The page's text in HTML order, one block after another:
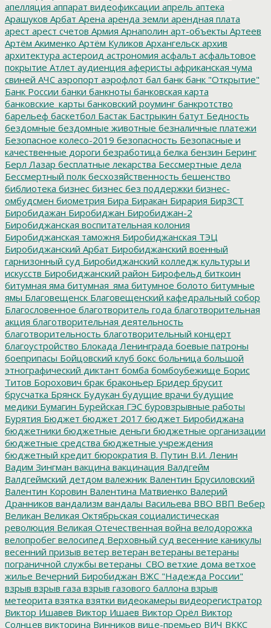
апелляция аппарат видеофиксации апрель аптека
Арашуков Арбат Арена аренда земли арендная плата
арест арест счетов Армия Арнаполин арт-объекты Артеев
Артём Акименко Артём Куликов Архангельск архив
архитектура астероид астрономия асфальт асфальтовое
покрытие Атлет аудиенция аферисты африканская чума
свиней АЧС аэропорт аэрофлот бал банк банк "Открытие"
Банк России банки банкноты банковская карта
банковские_карты банковский роуминг банкротство
барельеф баскетбол Бастак Бастрыкин батут Бедность
бездомные бездомные животные безналичные платежи
Безопасное колесо-2019 безопасность Безопасные и
качественные дороги безработица белка бензин Беринг
Берл Лазар бесплатные лекарства Бессмертные дела
Бессмертный полк бесхозяйственность бешенство
библиотека бизнес бизнес без поддержки бизнес-
омбудсмен биометрия Бира Биракан Бирария БирЗСТ
Биробидажан Биробиджан Биробиджан-2
Биробиджанская воспитательная колония
Биробиджанская таможня Биробиджанская ТЭЦ
Биробиджанский Арбат Биробиджанский военный
гарнизонный суд Биробиджанский колледж культуры и
искусств Биробиджанский район Бирофельд биткоин
битумная яма битумная_яма битумное болото битумные
ямы Благовещенск Благовещенский кафедральный собор
Благословенное благотворитель года благотворительная
акция благотворительная деятельность
благотворительность благотворительный концерт
благоустройство Блокада Ленинграда боевые патроны
боеприпасы Бойцовский клуб бокс больница большой
этнографический диктант бомба бомбоубежище Борис
Титов Борохович брак браконьер Бридер брусит
брусчатка Брянск Будукан будущие врачи будущие
медики Бумагин Бурейская ГЭС буровзрывные работы
Бурятия Бюджет бюджет 2017 бюджет Биробиджана
бюджетники бюджетные деньги бюджетные организации
бюджетные средства бюджетные учреждения
бюджетный кредит бюрократия В. Путин В.И. Ленин
Вадим Зингман вакцина вакцинация Валдгейм
Валдгеймский детдом валежник Валентин Брусиловский
Валентин Коровин Валентина Матвиенко Валерий
Дранников вандализм вандалы Васильева ВВО ВВП Вебер
Великан Великая Октябрьская социалистическая
революция Великая Отечественная война велодорожка
велопробег велосипед Верховный суд весенние каникулы
весенний призыв ветер ветеран ветераны ветераны
пограничной службы ветераны_СВО ветхие дома ветхое
жилье Вечерний Биробиджан ВЖС "Надежда России"
взрыв взрыв газа взрыв газового баллона взрыв
метеорита взятка взятки видеокамеры видеорегистратор
Виктор Ишавев Виктор Ишаев Виктор Орёл Виктор
Солнцев викторина Винников вице-премьер ВИЧ ВККС